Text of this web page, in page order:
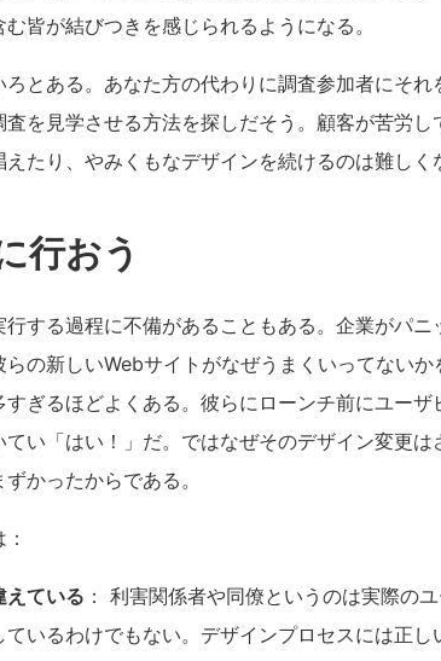
皆が結びつきを感じられるようになる。
ろとある。あなた方の代わりに調査参加者にそれ
を見学させる方法を探しだそう。顧客が苦労し
たり、やみくもなデザインを続けるのは難しく
行おう
する過程に不備があることもある。企業がパ
の新しいWebサイトがなぜうまくいってないか
ぎるほどよくある。彼らにローンチ前にユーザ
い「はい！」だ。ではなぜそのデザイン変更は
かったからである。
えている ： 利害関係者や同僚というのは実際のユ
いるわけでもない。デザインプロセスには正し